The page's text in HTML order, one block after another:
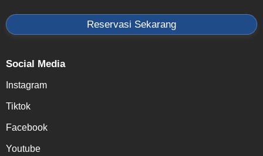
Reservasi Sekarang
Social Media
Instagram
Tiktok
Facebook
Youtube